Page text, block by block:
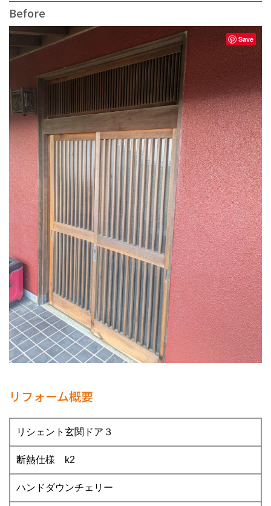
Before
Save
リフォーム概要
リシェント玄関ドア３
断熱仕様 k2
ハンドダウンチェリー